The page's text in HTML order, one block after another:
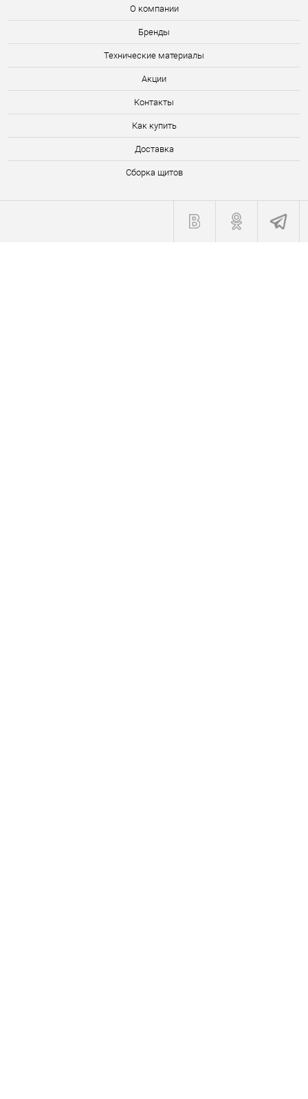
О компании
Бренды
Технические материалы
Акции
Контакты
Как купить
Доставка
Сборка щитов